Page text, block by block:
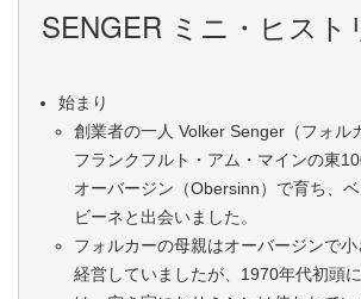
SENGER ミニ・ヒスト
始まり
創業者の一人 Volker Senger（フォル
フランクフルト・アム・マインの東
オーバージン（Obersinn）で育ち、
ビーネと出会いました。
フォルカーの母親はオーバージンで
経営していましたが、1970年代初頭